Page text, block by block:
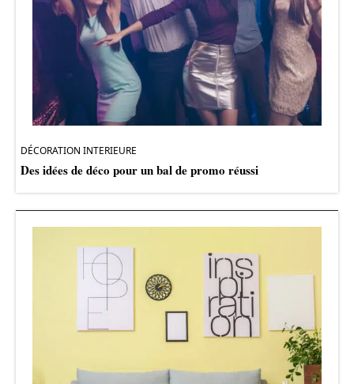
DÉCORATION INTERIEURE
Des idées de déco pour un bal de promo réussi